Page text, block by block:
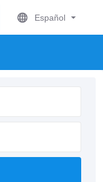
Español